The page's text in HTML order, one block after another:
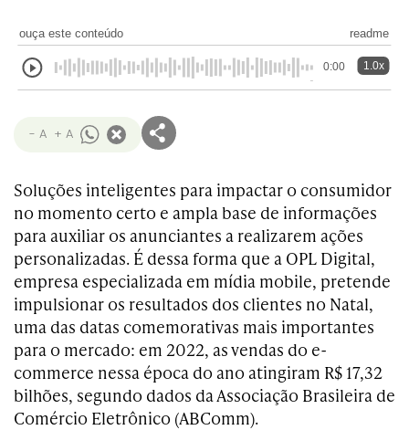
ouça este conteúdo readme
0:00 1.0x
- A + A
Soluções inteligentes para impactar o consumidor
no momento certo e ampla base de informações
para auxiliar os anunciantes a realizarem ações
personalizadas. É dessa forma que a OPL Digital,
empresa especializada em mídia mobile, pretende
impulsionar os resultados dos clientes no Natal,
uma das datas comemorativas mais importantes
para o mercado: em 2022, as vendas do e-
commerce nessa época do ano atingiram R$ 17,32
bilhões, segundo dados da Associação Brasileira de
Comércio Eletrônico (ABComm).